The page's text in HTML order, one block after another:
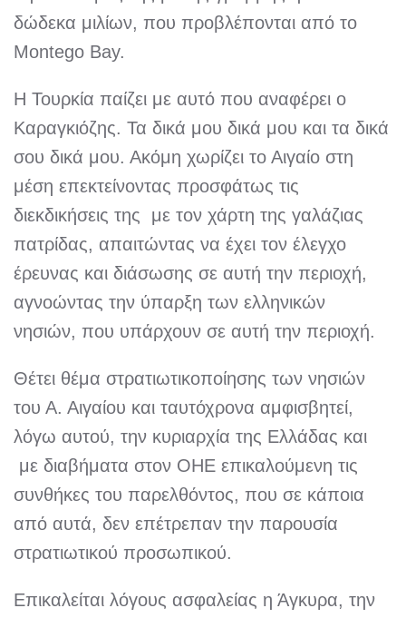
δώδεκα μιλίων, που προβλέπονται από το
Montego Bay.
Η Τουρκία παίζει με αυτό που αναφέρει ο
Καραγκιόζης. Τα δικά μου δικά μου και τα δικά
σου δικά μου. Ακόμη χωρίζει το Αιγαίο στη
μέση επεκτείνοντας προσφάτως τις
διεκδικήσεις της με τον χάρτη της γαλάζιας
πατρίδας, απαιτώντας να έχει τον έλεγχο
έρευνας και διάσωσης σε αυτή την περιοχή,
αγνοώντας την ύπαρξη των ελληνικών
νησιών, που υπάρχουν σε αυτή την περιοχή.
Θέτει θέμα στρατιωτικοποίησης των νησιών
του Α. Αιγαίου και ταυτόχρονα αμφισβητεί,
λόγω αυτού, την κυριαρχία της Ελλάδας και
με διαβήματα στον ΟΗΕ επικαλούμενη τις
συνθήκες του παρελθόντος, που σε κάποια
από αυτά, δεν επέτρεπαν την παρουσία
στρατιωτικού προσωπικού.
Επικαλείται λόγους ασφαλείας η Άγκυρα, την